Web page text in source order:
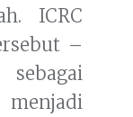
ICRC
–